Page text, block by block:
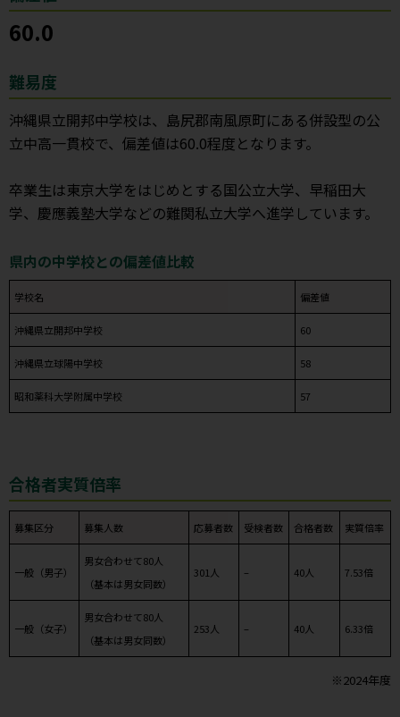
60.0
難易度
沖縄県立開邦中学校は、島尻郡南風原町にある併設型の公
立中高一貫校で、偏差値は60.0程度となります。
卒業生は東京大学をはじめとする国公立大学、早稲田大
学、慶應義塾大学などの難関私立大学へ進学しています。
県内の中学校との偏差値比較
学校名 偏差値
沖縄県立開邦中学校 60
沖縄県立球陽中学校 58
昭和薬科大学附属中学校 57
合格者実質倍率
募集区分 募集人数 応募者数 受検者数 合格者数 実質倍率
一般（男子）
男女合わせて80人
（基本は男女同数）
301人 – 40人 7.53倍
一般（女子）
男女合わせて80人
（基本は男女同数）
253人 – 40人 6.33倍
※2024年度